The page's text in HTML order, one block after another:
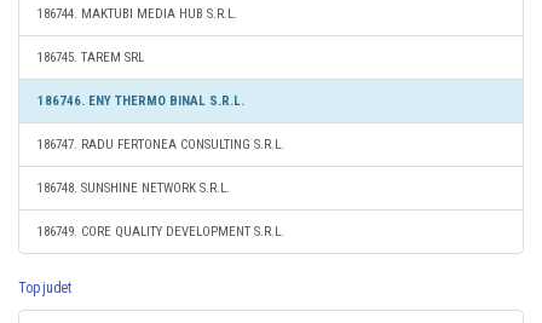
186744. MAKTUBI MEDIA HUB S.R.L.
186745. TAREM SRL
186746. ENY THERMO BINAL S.R.L.
186747. RADU FERTONEA CONSULTING S.R.L.
186748. SUNSHINE NETWORK S.R.L.
186749. CORE QUALITY DEVELOPMENT S.R.L.
Top judet